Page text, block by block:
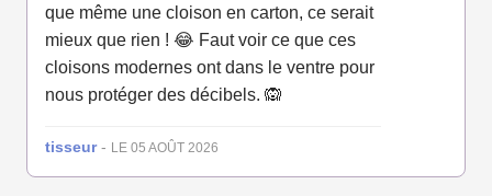
que même une cloison en carton, ce serait
mieux que rien ! 😂 Faut voir ce que ces
cloisons modernes ont dans le ventre pour
nous protéger des décibels. 🙉
tisseur- LE 05 AOÛT 2026